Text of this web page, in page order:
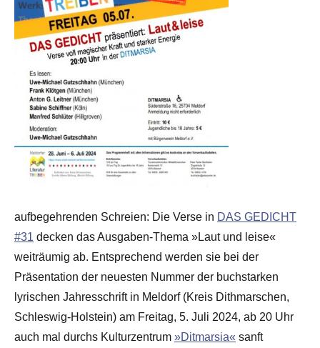
aufbegehrenden Schreien: Die Verse in DAS GEDICHT
#31 decken das Ausgaben-Thema »Laut und leise«
weiträumig ab. Entsprechend werden sie bei der
Präsentation der neuesten Nummer der buchstarken
lyrischen Jahresschrift in Meldorf (Kreis Dithmarschen,
Schleswig-Holstein) am Freitag, 5. Juli 2024, ab 20 Uhr
auch mal durchs Kulturzentrum »Ditmarsia« sanft